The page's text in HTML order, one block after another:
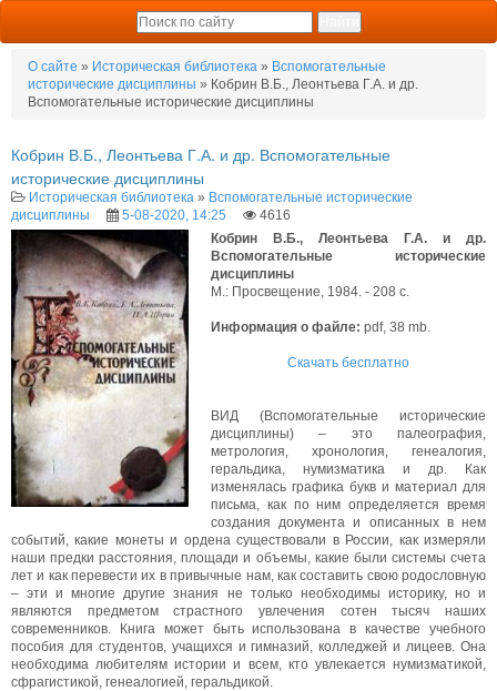
О сайте » Историческая библиотека » Вспомогательные
исторические дисциплины » Кобрин В.Б., Леонтьева Г.А. и др.
Вспомогательные исторические дисциплины
Кобрин В.Б., Леонтьева Г.А. и др. Вспомогательные
исторические дисциплины
Историческая библиотека » Вспомогательные исторические
дисциплины
5-08-2020, 14:25
4616
Кобрин В.Б., Леонтьева Г.А. и др.
Вспомогательные исторические
дисциплины
М.: Просвещение, 1984. - 208 с.
Информация о файле: pdf, 38 mb.
Скачать бесплатно
ВИД (Вспомогательные исторические
дисциплины) – это палеография,
метрология, хронология, генеалогия,
геральдика, нумизматика и др. Как
изменялась графика букв и материал для
письма, как по ним определяется время
создания документа и описанных в нем
событий, какие монеты и ордена существовали в России, как измеряли
наши предки расстояния, площади и объемы, какие были системы счета
лет и как перевести их в привычные нам, как составить свою родословную
– эти и многие другие знания не только необходимы историку, но и
являются предметом страстного увлечения сотен тысяч наших
современников. Книга может быть использована в качестве учебного
пособия для студентов, учащихся и гимназий, колледжей и лицеев. Она
необходима любителям истории и всем, кто увлекается нумизматикой,
сфрагистикой, генеалогией, геральдикой.